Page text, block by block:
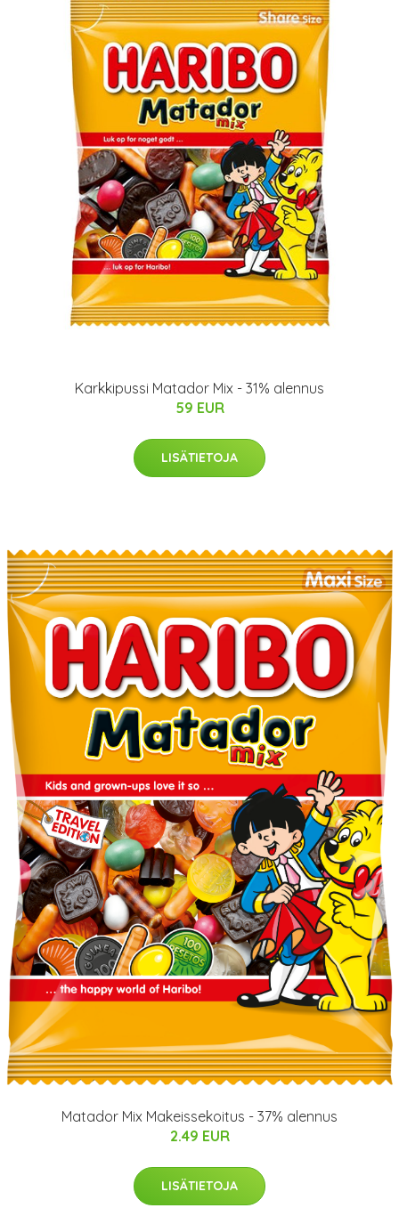
Karkkipussi Matador Mix - 31% alennus
59 EUR
LISÄTIETOJA
Matador Mix Makeissekoitus - 37% alennus
2.49 EUR
LISÄTIETOJA